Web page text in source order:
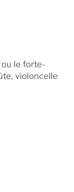
ou le forte-
violoncelle